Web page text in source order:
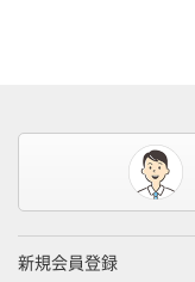
新規会員登録